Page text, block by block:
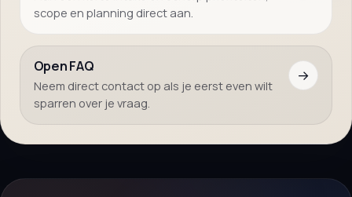
scope en planning direct aan.
Open FAQ
Neem direct contact op als je eerst even wilt
sparren over je vraag.
→